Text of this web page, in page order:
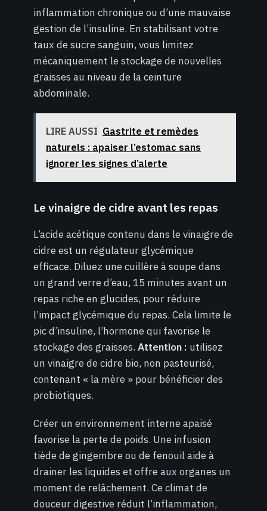
inflammation chronique ou d’une mauvaise
gestion de l’insuline. En stabilisant votre
taux de sucre sanguin, vous limitez
mécaniquement le stockage de nouvelles
graisses au niveau de la ceinture
abdominale.
LIRE AUSSI Gastrite et remèdes
naturels : apaiser l’estomac sans
ignorer les signes d’alerte
Le vinaigre de cidre avant les repas
L’acide acétique contenu dans le vinaigre de
cidre est un régulateur glycémique
efficace. Diluez une cuillère à soupe dans
un grand verre d’eau, 15 minutes avant un
repas riche en glucides, pour réduire
l’impact glycémique du repas. Cela limite le
pic d’insuline, l’hormone qui favorise le
stockage des graisses. Attention : utilisez
un vinaigre de cidre bio, non pasteurisé,
contenant « la mère » pour bénéficier des
probiotiques.
Créer un environnement interne apaisé
favorise la perte de poids. Une infusion
tiède de gingembre ou de fenouil aide à
drainer les liquides et offre aux organes un
moment de relâchement. Ce climat de
douceur digestive réduit l’inflammation,